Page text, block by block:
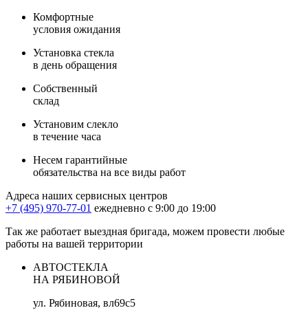
Комфортные
условия ожидания
Установка стекла
в день обращения
Собственный
склад
Установим слекло
в течение часа
Несем гарантийные
обязательства на все виды работ
Адреса наших сервисных центров
+7 (495) 970-77-01 ежедневно с 9:00 до 19:00
Так же работает выездная бригада, можем провести любые
работы на вашей территории
АВТОСТЕКЛА
НА РЯБИНОВОЙ
ул. Рябиновая, вл69с5